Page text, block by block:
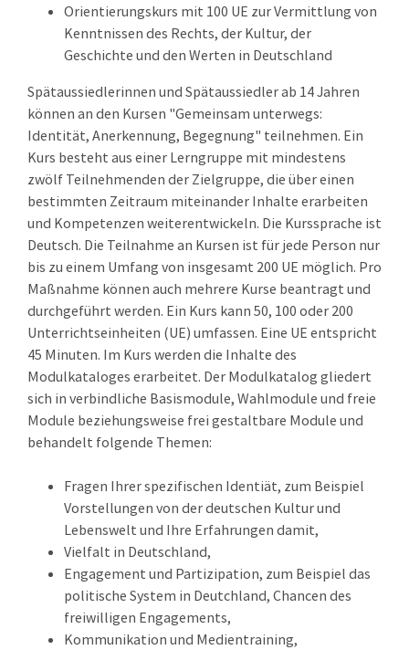
Orientierungskurs mit 100 UE zur Vermittlung von
Kenntnissen des Rechts, der Kultur, der
Geschichte und den Werten in Deutschland
Spätaussiedlerinnen und Spätaussiedler ab 14 Jahren
können an den Kursen "Gemeinsam unterwegs:
Identität, Anerkennung, Begegnung" teilnehmen. Ein
Kurs besteht aus einer Lerngruppe mit mindestens
zwölf Teilnehmenden der Zielgruppe, die über einen
bestimmten Zeitraum miteinander Inhalte erarbeiten
und Kompetenzen weiterentwickeln. Die Kurssprache ist
Deutsch. Die Teilnahme an Kursen ist für jede Person nur
bis zu einem Umfang von insgesamt 200 UE möglich. Pro
Maßnahme können auch mehrere Kurse beantragt und
durchgeführt werden. Ein Kurs kann 50, 100 oder 200
Unterrichtseinheiten (UE) umfassen. Eine UE entspricht
45 Minuten. Im Kurs werden die Inhalte des
Modulkataloges erarbeitet. Der Modulkatalog gliedert
sich in verbindliche Basismodule, Wahlmodule und freie
Module beziehungsweise frei gestaltbare Module und
behandelt folgende Themen:
Fragen Ihrer spezifischen Identiät, zum Beispiel
Vorstellungen von der deutschen Kultur und
Lebenswelt und Ihre Erfahrungen damit,
Vielfalt in Deutschland,
Engagement und Partizipation, zum Beispiel das
politische System in Deutchland, Chancen des
freiwilligen Engagements,
Kommunikation und Medientraining,